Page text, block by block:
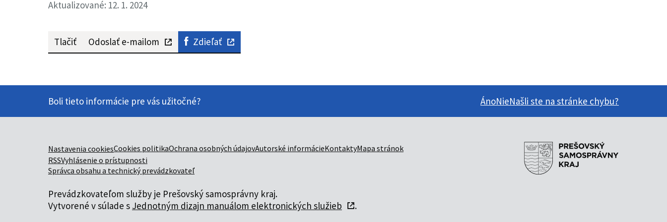
Aktualizované: 12. 1. 2024
Tlačiť Odoslať e-mailom Zdieľať
Boli tieto informácie pre vás užitočné? ÁnoNieNašli ste na stránke chybu?
Nastavenia cookiesCookies politikaOchrana osobných údajovAutorské informácieKontaktyMapa stránok
RSSVyhlásenie o prístupnosti
Správca obsahu a technický prevádzkovateľ
Prevádzkovateľom služby je Prešovský samosprávny kraj.
Vytvorené v súlade s Jednotným dizajn manuálom elektronických služieb .